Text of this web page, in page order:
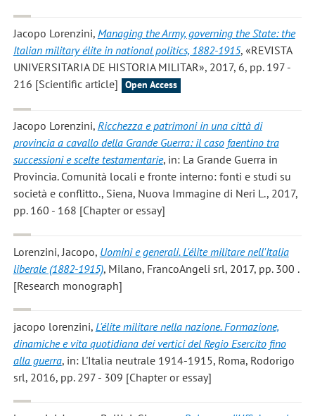
Jacopo Lorenzini, Managing the Army, governing the State: the
Italian military élite in national politics, 1882-1915, «REVISTA
UNIVERSITARIA DE HISTORIA MILITAR», 2017, 6, pp. 197 -
216 [Scientific article]
Open Access
Jacopo Lorenzini, Ricchezza e patrimoni in una città di
provincia a cavallo della Grande Guerra: il caso faentino tra
successioni e scelte testamentarie, in: La Grande Guerra in
Provincia. Comunità locali e fronte interno: fonti e studi su
società e conflitto., Siena, Nuova Immagine di Neri L., 2017,
pp. 160 - 168 [Chapter or essay]
Lorenzini, Jacopo, Uomini e generali. L'élite militare nell'Italia
liberale (1882-1915), Milano, FrancoAngeli srl, 2017, pp. 300 .
[Research monograph]
jacopo lorenzini, L'élite militare nella nazione. Formazione,
dinamiche e vita quotidiana dei vertici del Regio Esercito fino
alla guerra, in: L'Italia neutrale 1914-1915, Roma, Rodorigo
srl, 2016, pp. 297 - 309 [Chapter or essay]